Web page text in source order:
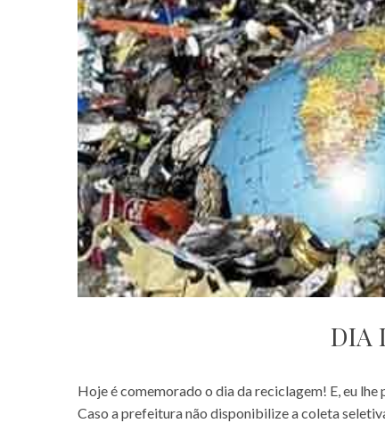
DIA
Hoje é comemorado o dia da reciclagem! E, eu lhe
Caso a prefeitura não disponibilize a coleta